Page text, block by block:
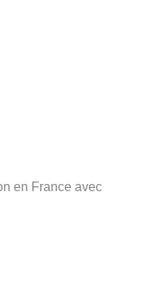
en France avec